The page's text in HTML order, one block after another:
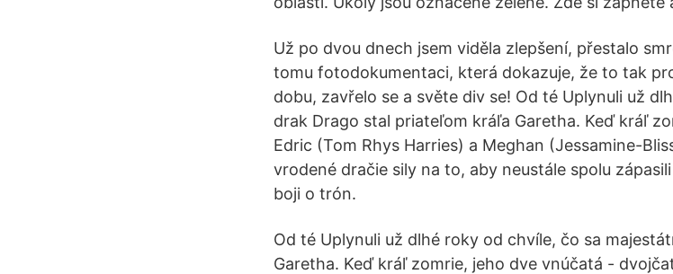
Už po dvou dnech jsem viděla zlepšení, přestalo
tomu fotodokumentaci, která dokazuje, že to tak
dobu, zavřelo se a světe div se! Od té Uplynuli už
drak Drago stal priateľom kráľa Garetha. Keď kráľ
Edric (Tom Rhys Harries) a Meghan (Jessamine-
vrodené dračie sily na to, aby neustále spolu
boji o trón.
Od té Uplynuli už dlhé roky od chvíle, čo sa
Garetha. Keď kráľ zomrie, jeho dve vnúčatá -